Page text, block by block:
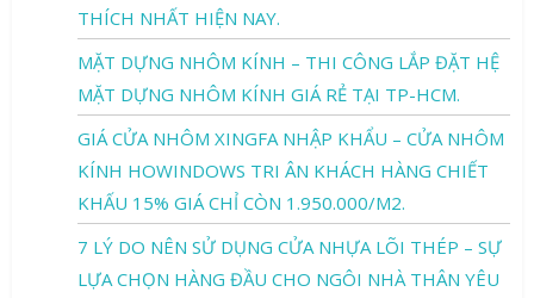
THÍCH NHẤT HIỆN NAY.
MẶT DỰNG NHÔM KÍNH – THI CÔNG LẮP ĐẶT HỆ
MẶT DỰNG NHÔM KÍNH GIÁ RẺ TẠI TP-HCM.
GIÁ CỬA NHÔM XINGFA NHẬP KHẨU – CỬA NHÔM
KÍNH HOWINDOWS TRI ÂN KHÁCH HÀNG CHIẾT
KHẤU 15% GIÁ CHỈ CÒN 1.950.000/M2.
7 LÝ DO NÊN SỬ DỤNG CỬA NHỰA LÕI THÉP – SỰ
LỰA CHỌN HÀNG ĐẦU CHO NGÔI NHÀ THÂN YÊU